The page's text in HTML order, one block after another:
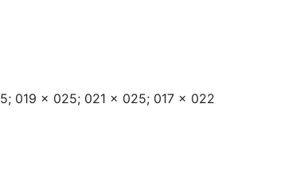
019 x 025; 021 x 025; 017 x 022